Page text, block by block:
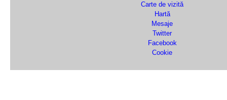
Carte de vizită
Hartă
Mesaje
Twitter
Facebook
Cookie